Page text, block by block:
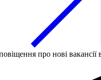
про нові вакансії